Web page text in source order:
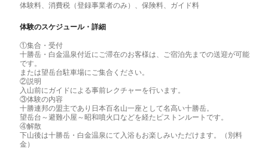
体験料、消費税（登録事業者のみ）、保険料、ガイド料
体験のスケジュール・詳細
①集合・受付
十勝岳・白金温泉付近にご滞在のお客様は、ご宿泊先までの送迎が可能
です。
または望岳台駐車場にご集合ください。
②説明
入山前にガイドによる事前レクチャーを行います。
③体験の内容
十勝連邦の盟主であり日本百名山一座として名高い十勝岳。
望岳台～避難小屋～昭和噴火口などを経たピストンルートです。
④解散
下山後は十勝岳・白金温泉にて入浴もお楽しみいただけます。（別料
金）